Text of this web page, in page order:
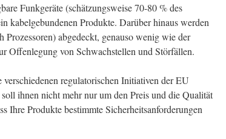
Funkgeräte (schätzungsweise 70-80 % des
kabelgebundenen Produkte. Darüber hinaus werden
abgedeckt, genauso wenig wie der
Offenlegung von Schwachstellen und Störfällen.
regulatorischen Initiativen der EU
ihnen nicht mehr nur um den Preis und die Qualität
Ihre Produkte bestimmte Sicherheitsanforderungen